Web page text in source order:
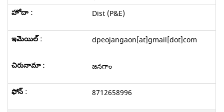
Dist (P&E)
dpeojangaon[at]gmail[dot]com
జనగాం
8712658996